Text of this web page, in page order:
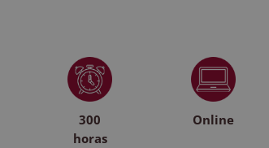
300
horas
Online